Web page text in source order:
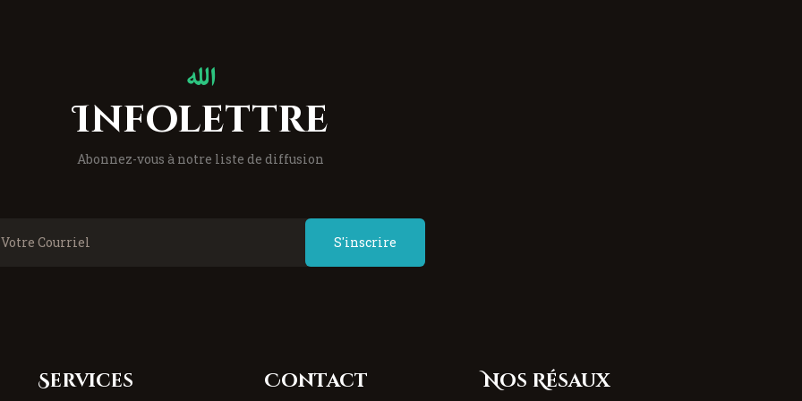
Infolettre
Abonnez-vous à notre liste de diffusion
S'inscrire
Services Contact Nos Résaux